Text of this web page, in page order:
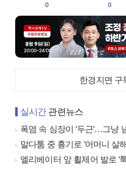
0
0
한경지면 구
실시간관련뉴스
폭염 속 심장이 '두근'…그냥
말다툼 중 흉기로 '어머니 살
엘리베이터 앞 휠체어 발로 '